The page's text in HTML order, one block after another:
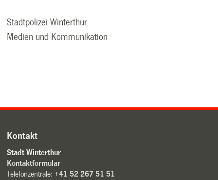
Stadtpolizei Winterthur
Medien und Kommunikation
Kontakt
Stadt Winterthur
Kontaktformular
Telefonzentrale:+41 52 267 51 51